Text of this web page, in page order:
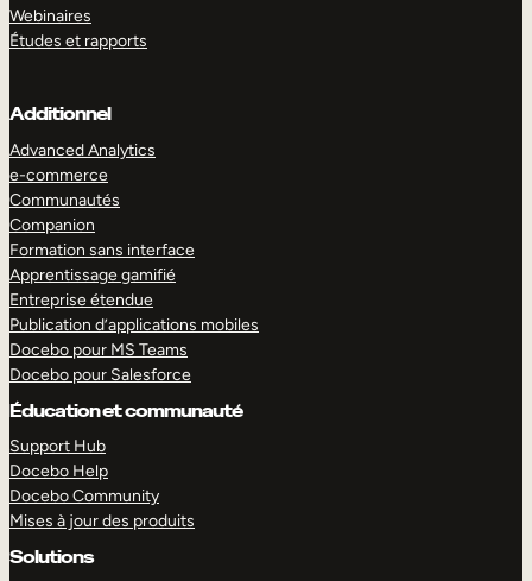
Webinaires
Études et rapports
Additionnel
Advanced Analytics
e-commerce
Communautés
Companion
Formation sans interface
Apprentissage gamifié
Entreprise étendue
Publication d’applications mobiles
Docebo pour MS Teams
Docebo pour Salesforce
Éducation et communauté
Support Hub
Docebo Help
Docebo Community
Mises à jour des produits
Solutions